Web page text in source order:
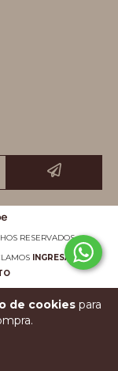
de cookiespara
RESERVADOS.
INGRESÁ ACÁ.